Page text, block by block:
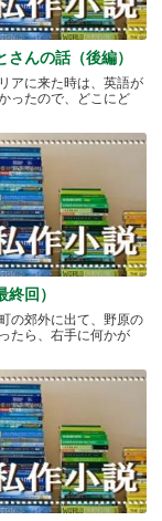
さんの話（後編）
アに来た時は、英語が
ったので、どこにど
終回）
の郊外に出て、野原の
たら、右手に何かが